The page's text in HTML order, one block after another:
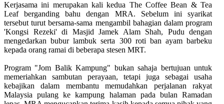
Kerjasama ini merupakan kali kedua The Coffee Bean & Tea
Leaf berganding bahu dengan MRA. Sebelum ini syarikat
tersebut turut bersama-sama mengambil bahagian dalam program
'Kongsi Rezeki' di Masjid Jamek Alam Shah, Pudu dengan
mengedarkan bubur lambuk serta 300 roti ban ayam barbeku
kepada orang ramai di beberapa stesen MRT.
Program "Jom Balik Kampung" bukan sahaja bertujuan untuk
memeriahkan sambutan perayaan, tetapi juga sebagai usaha
kebajikan dalam membantu memudahkan perjalanan rakyat
Malaysia pulang ke kampung halaman pada bulan Ramadan